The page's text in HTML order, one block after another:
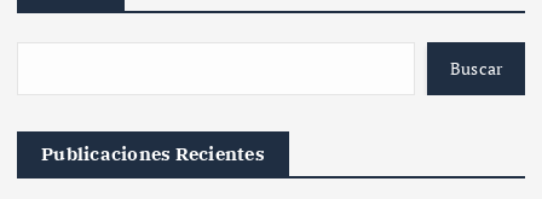
Buscar
Publicaciones Recientes